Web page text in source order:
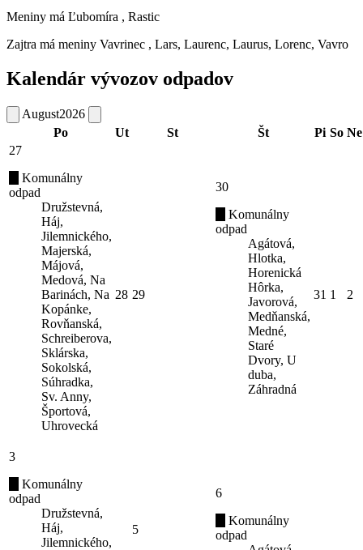
Meniny má Ľubomíra , Rastic
Zajtra má meniny Vavrinec , Lars, Laurenc, Laurus, Lorenc, Vavro
Kalendár vývozov odpadov
August2026
Po
Ut St Št Pi So Ne
27
Komunálny
odpad
Družstevná,
Háj,
Jilemnického,
Majerská,
Májová,
Medová, Na
Barinách, Na
Kopánke,
Rovňanská,
Schreiberova,
Sklárska,
Sokolská,
Súhradka,
Sv. Anny,
Športová,
Uhrovecká
28 29
30
Komunálny
odpad
Agátová,
Hlotka,
Horenická
Hôrka,
Javorová,
Medňanská,
Medné,
Staré
Dvory, U
duba,
Záhradná
31 1 2
3
Komunálny
odpad
Družstevná,
Háj,
Jilemnického,
5
6
Komunálny
odpad